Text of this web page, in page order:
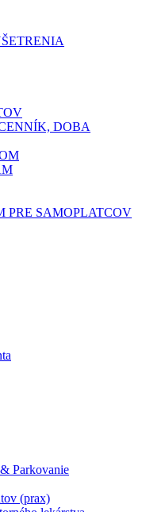
DOBA
PRE SAMOPLATCOV
Parkovanie
(prax)